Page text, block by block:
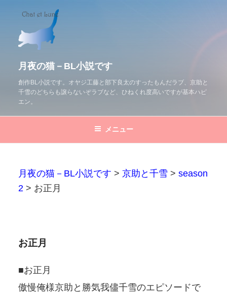
月夜の猫－BL小説です
創作BL小説です。オヤジ工藤と部下良太のすったもんだラブ、京助と
千雪のどちらも譲らないぞラブなど、ひねくれ度高いですが基本ハピ
エン。
メニュー
月夜の猫－BL小説です > 京助と千雪 > season
2 > お正月
お正月
■お正月
傲慢俺様京助と勝気我儘千雪のエピソードで